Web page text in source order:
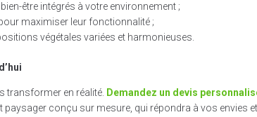
être intégrés à votre environnement ;
maximiser leur fonctionnalité ;
végétales variées et harmonieuses.
transformer en réalité. Demandez un devis
paysager conçu sur mesure, qui répondra à vos envies